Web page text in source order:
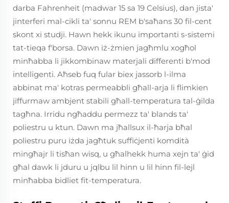
darba Fahrenheit (madwar 15 sa 19 Celsius), dan jista'
jinterferi mal-cikli ta' sonnu REM b'saħans 30 fil-cent
skont xi studji. Hawn hekk ikunu importanti s-sistemi
tat-tieqa f'borsa. Dawn iż-żmien jagħmlu xogħol
minħabba li jikkombinaw materjali differenti b'mod
intelligenti. Aħseb fuq fular biex jassorb l-ilma
abbinat ma' kotras permeabbli għall-arja li flimkien
jiffurmaw ambjent stabili għall-temperatura tal-ġilda
tagħna. Irridu ngħaddu permezz ta' blands ta'
poliestru u ktun. Dawn ma jħallsux il-ħarja bħal
poliestru puru iżda jagħtuk suffiċjenti komdità
mingħajr li tisħan wisq, u għalhekk huma xejn ta' ġid
għal dawk li jduru u jqlbu lil hinn u lil hinn fil-lejl
minħabba bidliet fit-temperatura.